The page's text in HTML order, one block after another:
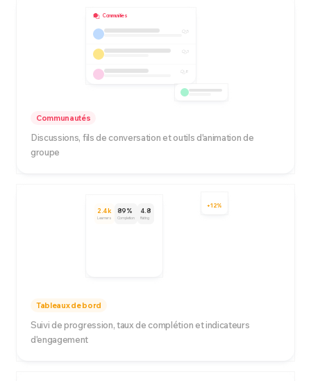
Communities
5
3
8
Communautés
Discussions, fils de conversation et outils d'animation de
groupe
2.4k
Learners
89%
Completion
4.8
Rating
+12%
Tableaux de bord
Suivi de progression, taux de complétion et indicateurs
d'engagement